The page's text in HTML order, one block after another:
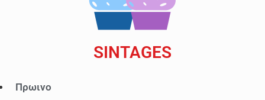
SINTAGES
ΜενούΠρωινο